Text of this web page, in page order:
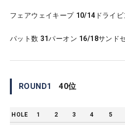
フェアウェイキープ 10/14 ドライ
パット数 31パーオン 16/18サンド
ROUND1 40位
HOLE 1 2 3 4 5